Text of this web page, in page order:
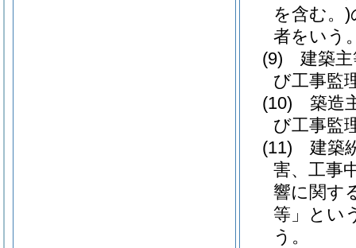
を含む。)
者をいう
(9)
建築
び工事監
(10)
築造
び工事監
(11)
建築
害、工事
響に関す
等」とい
う。